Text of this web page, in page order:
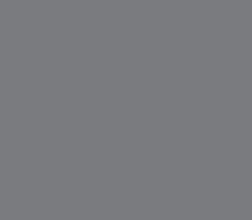
(Rasterelektronenmikroskopen) und FIB-
Ionenstrahl) erweitert.